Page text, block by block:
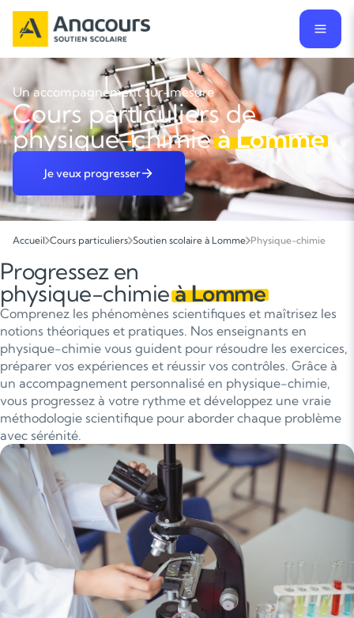
Un accompagnement sur-mesure
Cours particuliers de
physique-chimieà Lomme
Je veux progresser
Accueil Cours particuliers Soutien scolaire à Lomme Physique-chimie
Progressez en
physique-chimieà Lomme
Comprenez les phénomènes scientifiques et maîtrisez les
notions théoriques et pratiques. Nos enseignants en
physique-chimie vous guident pour résoudre les exercices,
préparer vos expériences et réussir vos contrôles. Grâce à
un accompagnement personnalisé en physique-chimie,
vous progressez à votre rythme et développez une vraie
méthodologie scientifique pour aborder chaque problème
avec sérénité.